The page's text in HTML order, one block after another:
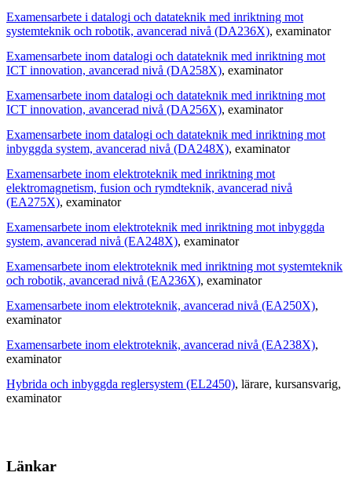
Examensarbete i datalogi och datateknik med inriktning mot
systemteknik och robotik, avancerad nivå (DA236X), examinator
Examensarbete inom datalogi och datateknik med inriktning mot
ICT innovation, avancerad nivå (DA258X), examinator
Examensarbete inom datalogi och datateknik med inriktning mot
ICT innovation, avancerad nivå (DA256X), examinator
Examensarbete inom datalogi och datateknik med inriktning mot
inbyggda system, avancerad nivå (DA248X), examinator
Examensarbete inom elektroteknik med inriktning mot
elektromagnetism, fusion och rymdteknik, avancerad nivå
(EA275X), examinator
Examensarbete inom elektroteknik med inriktning mot inbyggda
system, avancerad nivå (EA248X), examinator
Examensarbete inom elektroteknik med inriktning mot systemteknik
och robotik, avancerad nivå (EA236X), examinator
Examensarbete inom elektroteknik, avancerad nivå (EA250X),
examinator
Examensarbete inom elektroteknik, avancerad nivå (EA238X),
examinator
Hybrida och inbyggda reglersystem (EL2450), lärare, kursansvarig,
examinator
Länkar